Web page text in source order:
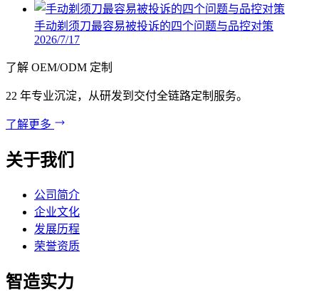
手动剃须刀最容易被投诉的四个问题与品控对策
2026/7/17
了解 OEM/ODM 定制
22 年专业沉淀，从研发到交付全链路定制服务。
了解更多
关于我们
公司简介
企业文化
发展历程
荣誉资质
智造实力